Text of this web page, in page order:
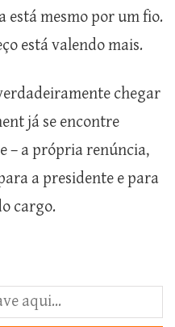
está mesmo por um fio.
está valendo mais.
chegar
já se encontre
– a própria renúncia,
a presidente e para
cargo.